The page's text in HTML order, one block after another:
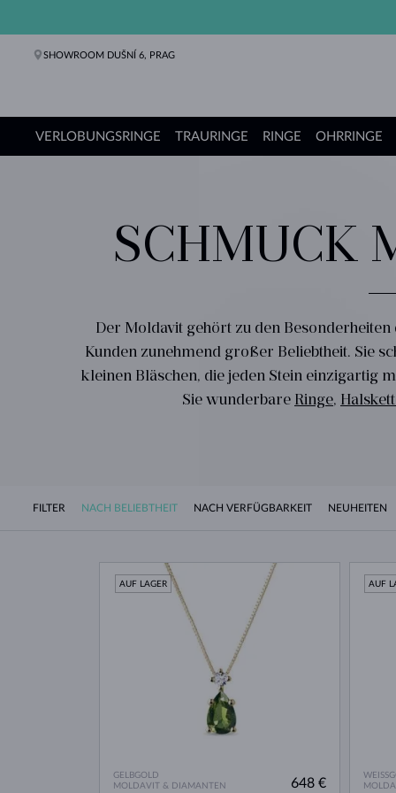
SHOWROOM DUŠNÍ 6, PRAG
VERLOBUNGSRINGE TRAURINGE RINGE OHRRINGE
SCHMUCK
Der Moldavit gehört zu den
Kunden zunehmend großer Beliebtheit. Sie
kleinen Bläschen, die jeden Stein einzigartig
Sie wunderbare Ringe,
FILTER NACH BELIEBTHEIT NACH VERFÜGBARKEIT NEUHEITEN
GELBGOLD
MOLDAVIT & DIAMANTEN
AUF LAGER
648 €
AUF